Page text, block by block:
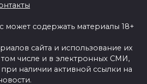
может содержать материалы 18+
сайта и использование их
числе и в электронных СМИ,
наличии активной ссылки на